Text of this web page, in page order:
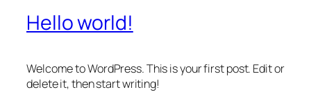
Hello world!
Welcome to WordPress. This is your first post. Edit or
delete it, then start writing!